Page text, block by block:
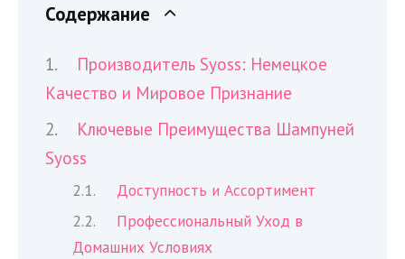
Содержание
Производитель Syoss: Немецкое
Качество и Мировое Признание
Ключевые Преимущества Шампуней
Syoss
Доступность и Ассортимент
Профессиональный Уход в
Домашних Условиях